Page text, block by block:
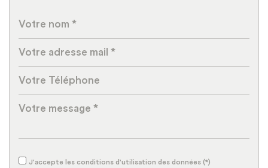
Propriétaires (vs. locataires)
Taxe habitation
Taxe foncière 13,65 %
Habitants de moins de 25 ans
J'accepte les conditions d'utilisation des données (*)